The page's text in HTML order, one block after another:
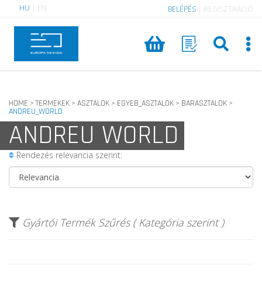
HU EN BELÉPÉS REGISZTRÁCIÓ
HOME > TERMEKEK > ASZTALOK > EGYEB_ASZTALOK > BARASZTALOK >
ANDREU_WORLD
ANDREU WORLD
Rendezés relevancia szerint:
Gyártói Termék Szűrés ( Kategória szerint )